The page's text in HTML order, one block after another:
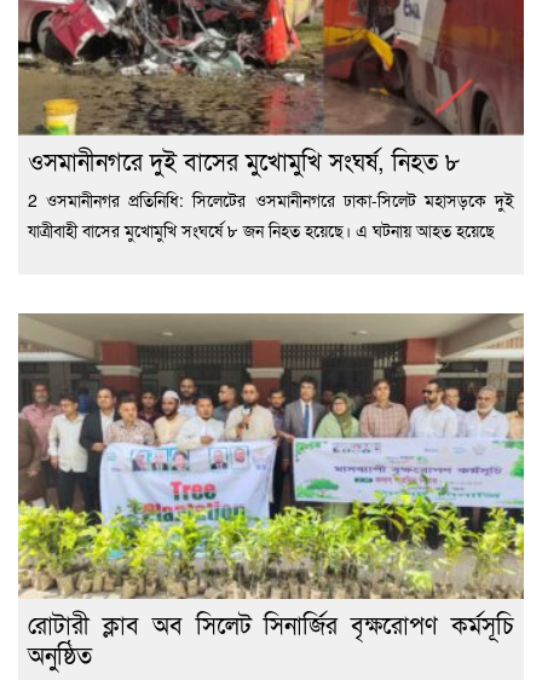
ওসমানীনগরে দুই বাসের মুখোমুখি সংঘর্ষ, নিহত ৮
2 ওসমানীনগর প্রতিনিধি: সিলেটের ওসমানীনগরে ঢাকা-সিলেট মহাসড়কে দুই
যাত্রীবাহী বাসের মুখোমুখি সংঘর্ষে ৮ জন নিহত হয়েছে। এ ঘটনায় আহত হয়েছে
রোটারী ক্লাব অব সিলেট সিনার্জির বৃক্ষরোপণ কর্মসূচি
অনুষ্ঠিত